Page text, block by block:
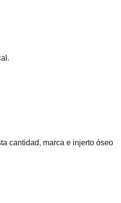
cantidad, marca e injerto óseo